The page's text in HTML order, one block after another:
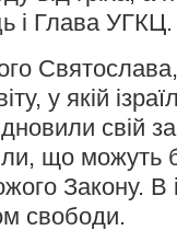
і Глава УГКЦ.
у якій
свій
що можуть
Закону. В
свободи.